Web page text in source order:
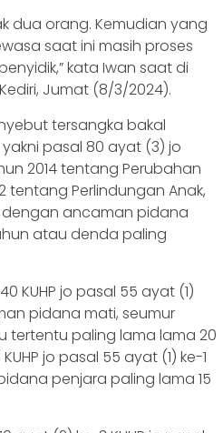
dua orang. Kemudian yang
saat ini masih proses
kata Iwan saat di
Jumat (8/3/2024).
tersangka bakal
pasal 80 ayat (3) jo
2014 tentang Perubahan
tentang Perlindungan Anak,
dengan ancaman pidana
atau denda paling
KUHP jo pasal 55 ayat (1)
pidana mati, seumur
tertentu paling lama lama 20
jo pasal 55 ayat (1) ke-1
penjara paling lama 15